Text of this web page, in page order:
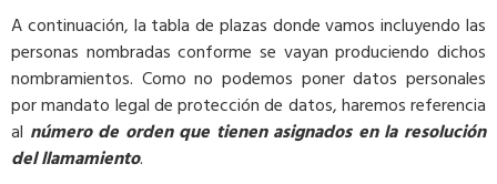
A continuación, la tabla de plazas donde vamos incluyendo las
personas nombradas conforme se vayan produciendo dichos
nombramientos. Como no podemos poner datos personales
por mandato legal de protección de datos, haremos referencia
al número de orden que tienen asignados en la resolución
del llamamiento.